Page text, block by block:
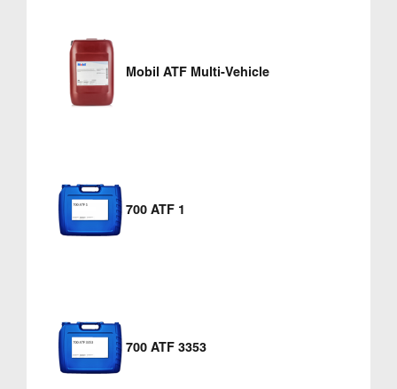
Mobil ATF Multi-Vehicle
700 ATF 1
700 ATF 3353